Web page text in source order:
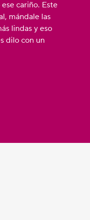
cariño. Este
mándale las
lindas y eso
dilo con un